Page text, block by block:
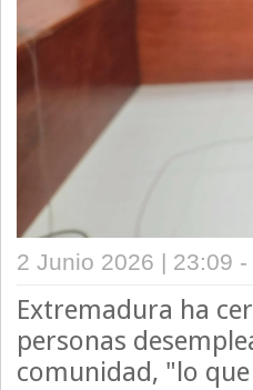
2 Junio 2026 | 23:09 -
Extremadura ha
personas
comunidad, "lo